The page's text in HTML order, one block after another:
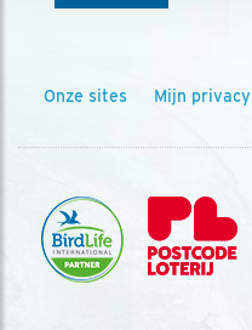
Onze sites Mijn privacy